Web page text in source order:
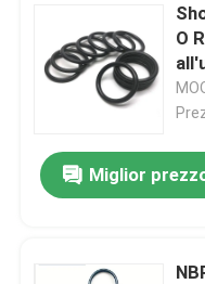
O
Miglior